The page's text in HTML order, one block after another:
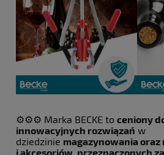
⚙️⚙️⚙️ Marka BECKE to ceniony
innowacyjnych rozwiązań w
dziedzinie magazynowania oraz
i akcesoriów, przeznaczonych